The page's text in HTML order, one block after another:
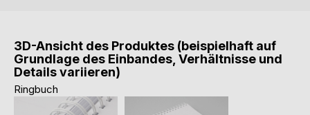
3D-Ansicht des Produktes (beispielhaft auf
Grundlage des Einbandes, Verhältnisse und
Details variieren)
Ringbuch